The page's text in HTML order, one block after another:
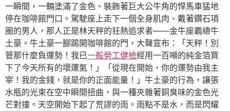
一瞬間，一輛塗滿了金色、裝飾著巨大公牛角的悍馬車猛地
停在咖啡館門口。駕駛座上走下一個全身肌肉、戴著鑽石項
圈的男人，那人正是林天秤的狂熱追求者——金牛座霸總牛
土豪。牛土豪一腳踢開咖啡館的門，大聲宣布：「天秤！別
管那什麼負運勢！我已一般勞工健檢經用一百噸的純金箔買
下了今天所有的壞運氣！」「從現在開始，你的運勢由我主
宰！我的金錢，就是你的正面能量！」牛土豪的行為，讓張
水瓶的光束在空中瞬間扭曲，與一種夾雜著銅臭味的金色光
芒對撞。天空開始下起了荒謬的雨。雨點不是水，而是閃耀